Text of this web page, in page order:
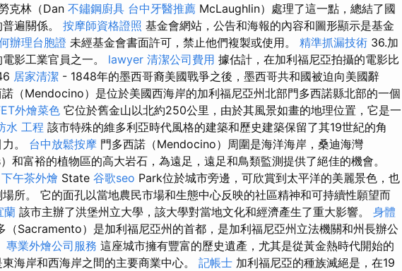
克林（Dan 不鏽鋼廚具 台中牙醫推薦 McLaughlin）處理了這一點，總結了國
遍關係。 按摩師資格證照 基金會網站，公告和海報的內容和圖形顯示是基金
辦理台胞證 未經基金會書面許可，禁止他們複製或使用。 精準抓漏技術 36.加
影工業官員之一。 lawyer 清潔公司費用 據估計，在加利福尼亞拍攝的電影比
居家清潔 - 1848年的墨西哥裔美國戰爭之後，墨西哥共和國被迫向美國辭
諾（Mendocino）是位於美國西海岸的加利福尼亞州北部門多西諾縣北部的一個
外燴菜色 它位於舊金山以北約250公里，由於其風景如畫的地理位置，它是一
水 工程 該市特殊的維多利亞時代風格的建築和歷史建築保留了其19世紀的角
。 台中放鬆按摩 門多西諾（Mendocino）周圍是海洋海岸，桑迪海灣
和富裕的植物區的高大岩石，為遠足，遠足和鳥類監測提供了絕佳的機會。
下午茶外燴 State 谷歌seo Park位於城市旁邊，可欣賞到太平洋的美麗景色，也
所。 它的面孔以當地農民市場和生態中心反映的社區精神和可持續性願望而
蘭 該市主辦了洪堡州立大學，該大學對當地文化和經濟產生了重大影響。 身體
（Sacramento）是加利福尼亞州的首都，是加利福尼亞州立法機關和州長辦公
專業外燴公司服務 這座城市擁有豐富的歷史遺產，尤其是從黃金熱時代開始的
海岸和西海岸之間的主要商業中心。 記帳士 加利福尼亞的種族滅絕是，在19